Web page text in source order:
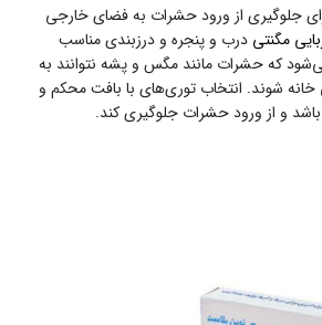
جلوگیری از ورود حشرات به فضای خارجی
مگنتی درب و پنجره و درزبندی مناسب
که حشرات مانند مگس و پشه نتوانند به
شوند. انتخاب توری‌های با بافت محکم و
و از ورود حشرات جلوگیری کند.